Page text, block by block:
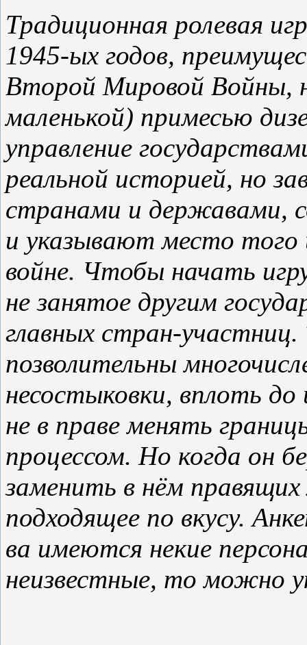
Традиционная ролевая
1945-ых годов,
Второй Мировой Войны,
маленькой) примесью
управление
реальной историей, но
странами и державами,
и указывают место того
войне. Чтобы начать
не занятое другим
главных стран-участниц.
позволительны
несостыковки, вплоть
не в праве менять
процессом. Но когда он
заменить в нём правящих
подходящее по вкусу.
ва имеются некие
неизвестные, то можно